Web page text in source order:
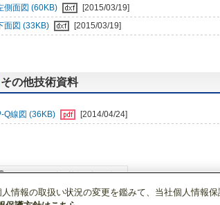
側面図 (60KB)
[2015/03/19]
面図 (33KB)
[2015/03/19]
その他技術資料
Q線図 (36KB) [2014/04/24]
情報の取扱い状況の変更を鑑みて、当社個人情報